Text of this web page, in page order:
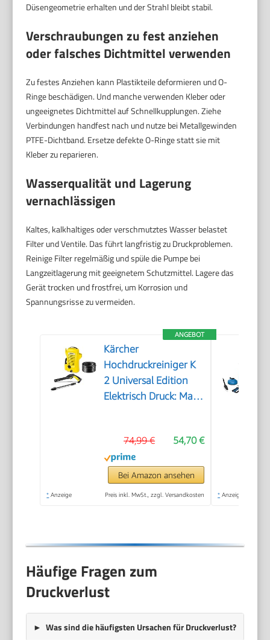
Düsengeometrie erhalten und der Strahl bleibt stabil.
Verschraubungen zu fest anziehen
oder falsches Dichtmittel verwenden
Zu festes Anziehen kann Plastikteile deformieren und O-
Ringe beschädigen. Und manche verwenden Kleber oder
ungeeignetes Dichtmittel auf Schnellkupplungen. Ziehe
Verbindungen handfest nach und nutze bei Metallgewinden
PTFE-Dichtband. Ersetze defekte O-Ringe statt sie mit
Kleber zu reparieren.
Wasserqualität und Lagerung
vernachlässigen
Kaltes, kalkhaltiges oder verschmutztes Wasser belastet
Filter und Ventile. Das führt langfristig zu Druckproblemen.
Reinige Filter regelmäßig und spüle die Pumpe bei
Langzeitlagerung mit geeignetem Schutzmittel. Lagere das
Gerät trocken und frostfrei, um Korrosion und
Spannungsrisse zu vermeiden.
ANGEBOT
Kärcher
Hochdruckreiniger K
2 Universal Edition
Elektrisch Druck: Max.
Flächenleistung: 20
m²/h Wasserfilter
Gewicht: 38 kg
Hochdruckschlauch
54,70 €
74,99 €
Bei Amazon ansehen
* Anzeige Preis inkl. MwSt., zzgl. Versandkosten * Anzeige
Häufige Fragen zum
Druckverlust
Was sind die häufigsten Ursachen für Druckverlust?